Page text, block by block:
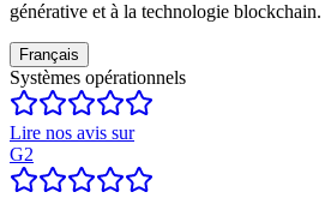
générative et à la technologie blockchain.
Français
Systèmes opérationnels
Lire nos avis sur
G2